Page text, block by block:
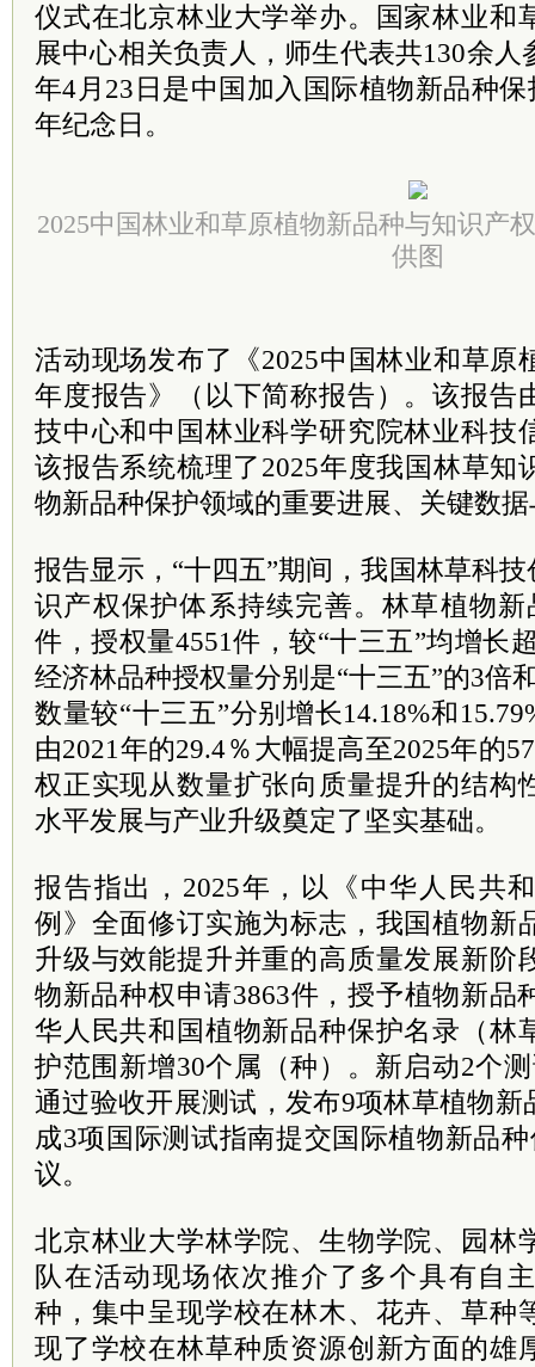
仪式在北京林业大学举办。国家林业和
展中心相关负责人，师生代表共130余人
年4月23日是中国加入国际植物新品种
年纪念日。
2025中国林业和草原植物新品种与知识产
供图
活动现场发布了《2025中国林业和草原
年度报告》（以下简称报告）。该报告
技中心和中国林业科学研究院林业科技
该报告系统梳理了2025年度我国林草知
物新品种保护领域的重要进展、关键数
报告显示，“十四五”期间，我国林草科
识产权保护体系持续完善。林草植物新
件，授权量4551件，较“十三五”均增长
经济林品种授权量分别是“十三五”的3倍
数量较“十三五”分别增长14.18%和
由2021年的29.4％大幅提高至2025年的
权正实现从数量扩张向质量提升的结构
水平发展与产业升级奠定了坚实基础。
报告指出，2025年，以《中华人民共
例》全面修订实施为标志，我国植物新
升级与效能提升并重的高质量发展新阶
物新品种权申请3863件，授予植物新品
华人民共和国植物新品种保护名录（林
护范围新增30个属（种）。新启动2个
通过验收开展测试，发布9项林草植物
成3项国际测试指南提交国际植物新品
议。
北京林业大学林学院、生物学院、园林
队在活动现场依次推介了多个具有自
种，集中呈现学校在林木、花卉、草种
现了学校在林草种质资源创新方面的雄